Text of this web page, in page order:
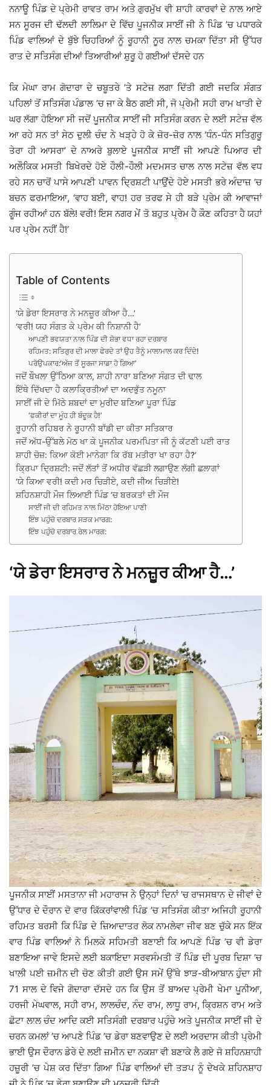
ਨਨਾਊ ਪਿੰਡ ਦੇ ਪ੍ਰੇਮੀ ਰਾਵਤ ਰਾਮ ਅਤੇ ਗੁਰਮੁੱਖ ਵੀ ਸ਼ਾਹੀ ਕਾਰਵਾਂ ਦੇ ਨਾਲ ਆਏ
ਸਨ ਸੂਰਜ ਦੀ ਢੱਲਦੀ ਲਾਲਿਮਾ ਦੇ ਵਿੱਚ ਪੂਜਨੀਕ ਸਾਈਂ ਜੀ ਨੇ ਪਿੰਡ ’ਚ ਪਧਾਰਕੇ
ਪਿੰਡ ਵਾਲਿਆਂ ਦੇ ਬੁੱਝੇ ਚਿਹਰਿਆਂ ਨੂੰ ਰੂਹਾਨੀ ਨੂਰ ਨਾਲ ਚਮਕਾ ਦਿੱਤਾ ਸੀ ਉੱਧਰ
ਰਾਤ ਦੇ ਸਤਿਸੰਗ ਦੀਆਂ ਤਿਆਰੀਆਂ ਸ਼ੁਰੂ ਹੋ ਗਈਆਂ ਦੱਸਦੇ ਹਨ
ਕਿ ਮੇਘਾ ਰਾਮ ਗੋਦਾਰਾ ਦੇ ਚਬੂਤਰੇ ’ਤੇ ਸਟੇਜ਼ ਲਗਾ ਦਿੱਤੀ ਗਈ ਜਦਕਿ ਸੰਗਤ
ਪਹਿਲਾਂ ਤੋਂ ਸਤਿਸੰਗ ਪੰਡਾਲ ’ਚ ਜਾ ਕੇ ਬੈਠ ਗਈ ਸੀ, ਜੋ ਪ੍ਰੇਮੀ ਸਹੀ ਰਾਮ ਖਾਤੀ ਦੇ
ਘਰ ਲੱਗਾ ਹੋਇਆ ਸੀ ਜਦੋਂ ਪੂਜਨੀਕ ਸਾਈਂ ਜੀ ਸਤਿਸੰਗ ਕਰਨ ਦੇ ਲਈ ਸਟੇਜ਼ ਵੱਲ
ਆ ਰਹੇ ਸਨ ਤਾਂ ਸੇਠ ਦੁਲੀ ਚੰਦ ਨੇ ਖੜ੍ਹੇ ਹੋ ਕੇ ਜ਼ੋਰ-ਜ਼ੋਰ ਨਾਲ ‘ਧੰਨ-ਧੰਨ ਸਤਿਗੁਰੂ
ਤੇਰਾ ਹੀ ਆਸਰਾ’ ਦੇ ਨਾਅਰੇ ਬੁਲਾਏ ਪੂਜਨੀਕ ਸਾਈਂ ਜੀ ਆਪਣੇ ਪਿਆਰ ਦੀ
ਅਲੌਕਿਕ ਮਸਤੀ ਬਿਖੇਰਦੇ ਹੋਏ ਹੌਲੀ-ਹੌਲੀ ਮਦਮਸਤ ਚਾਲ ਨਾਲ ਸਟੇਜ਼ ਵੱਲ ਵਧ
ਰਹੇ ਸਨ ਚਾਰੋਂ ਪਾਸੇ ਆਪਣੀ ਪਾਵਨ ਦ੍ਰਿਸ਼ਟੀ ਪਾਉਂਦੇ ਹੋਏ ਮਸਤੀ ਭਰੇ ਅੰਦਾਜ਼ ’ਚ
ਬਚਨ ਫਰਮਾਇਆ, ‘ਵਾਹ ਬਈ, ਵਾਹ! ਹਰ ਤਰਫ ਸੇ ਹੀ ਬੜੇ ਪ੍ਰੇਮ ਕੀ ਆਵਾਜਾਂ
ਗੂੰਜ ਰਹੀਆਂ ਹਨ ਬੱਲੇ! ਵਰੀ! ਇਸ ਨਗਰ ਮੇਂ ਤੋ ਬਹੁਤ ਪ੍ਰੇਮ ਹੈ ਕੌਣ ਕਹਿਤਾ ਹੈ ਯਹਾਂ
ਪਰ ਪ੍ਰੇਮ ਨਹੀਂ ਹੈ!’
Table of Contents
‘ਯੇ ਡੇਰਾ ਇਸਰਾਰ ਨੇ ਮਨਜ਼ੂਰ ਕੀਆ ਹੈ…’
‘ਵਰੀ! ਯਹ ਸੰਗਤ ਕੇ ਪ੍ਰੇਮ ਕੀ ਨਿਸ਼ਾਨੀ ਹੈ’
ਆਪਣੀ ਭਵਯਤਾ ਨਾਲ ਪਿੰਡ ਦੀ ਸ਼ੋਭਾ ਵਧਾ ਰਹਾ ਦਰਬਾਰ
ਰਹਿਮਤ: ਸਤਿਗੁਰ ਦੀ ਮਾਲਾ ਫੇਰਦੇ ਤਾਂ ਉਹ ਤੈਨੂੰ ਮਾਲਾਮਾਲ ਕਰ ਦਿੰਦੇ!
ਪਰੋਉਪਕਾਰ:‘ਅੱਜ ਤੋਂ ਸੂਰਜਾ ਸਾਡਾ ਹੋ ਗਿਆ’
ਜਦੋਂ ਬੌਖਲਾ ਉੱਠਿਆ ਕਾਲ, ਸ਼ਾਹੀ ਨਾਰਾ ਬਣਿਆ ਸੰਗਤ ਦੀ ਢਾਲ
ਇੱਥੇ ਦਿੱਖਦਾ ਹੈ ਕਲਾਕ੍ਰਿਤੀਆਂ ਦਾ ਅਦਭੁੱਤ ਨਮੂਨਾ
ਸਾਈਂ ਜੀ ਦੇ ਮਿੱਠੇ ਸ਼ਬਦਾਂ ਦਾ ਮੁਰੀਦ ਬਣਿਆ ਪੂਰਾ ਪਿੰਡ
‘ਫਕੀਰਾਂ ਦਾ ਮੂੰਹ ਹੀ ਬੰਦੂਕ ਹੈ!’
ਰੂਹਾਨੀ ਰਹਿਬਰ ਨੇ ਰੂਹਾਨੀ ਬਾੱਡੀ ਦਾ ਕੀਤਾ ਸਤਿਕਾਰ
ਜਦੋਂ ਅੱਧ-ਉੱਬਲੇ ਮੋਠ ਖਾ ਕੇ ਪੂਜਨੀਕ ਪਰਮਪਿਤਾ ਜੀ ਨੂੰ ਕੱਟਣੀ ਪਈ ਰਾਤ
ਸ਼ਾਹੀ ਚੋਜ਼: ਕਿਆ ਕੋਈ ਮਾਨੇਗਾ ਕਿ ਰੱਬ ਮਤੀਰਾ ਖਾ ਰਹਾ ਹੈ?’
ਕ੍ਰਿਪਾ ਦ੍ਰਿਸ਼ਟੀ: ਜਦੋਂ ਲੱਤਾਂ ਤੋਂ ਅਧੀਰ ਵੱਛੜੀ ਲਗਾਉਣ ਲੱਗੀ ਛਲਾਗਾਂ
‘ਯੇ ਕਿਆ ਵਰੀ! ਕਦੀ ਮਰ ਚਿੜੀਏ, ਕਦੀ ਜੀਅ ਚਿੜੀਏ!
ਸ਼ਹਿਨਸ਼ਾਹੀ ਮੌਜ ਲਿਆਈ ਪਿੰਡ ’ਚ ਬਰਕਤਾਂ ਦੀ ਮੌਜ
ਸਾਈਂ ਜੀ ਦੀ ਰਹਿਮਤ ਨਾਲ ਮਿੱਠਾ ਹੋਇਆ ਪਾਣੀ
ਇੰਝ ਪਹੁੰਚੋ ਦਰਬਾਰ ਸੜਕ ਮਾਰਗ:
ਇੰਝ ਪਹੁੰਚੋ ਦਰਬਾਰ ਰੇਲ ਮਾਰਗ:
‘ਯੇ ਡੇਰਾ ਇਸਰਾਰ ਨੇ ਮਨਜ਼ੂਰ ਕੀਆ ਹੈ…’
ਪੂਜਨੀਕ ਸਾਈਂ ਮਸਤਾਨਾ ਜੀ ਮਹਾਰਾਜ ਨੇ ਉਨ੍ਹਾਂ ਦਿਨਾਂ ’ਚ ਰਾਜਸਥਾਨ ਦੇ ਜੀਵਾਂ ਦੇ
ਉੱਧਾਰ ਦੇ ਦੌਰਾਨ ਦੋ ਵਾਰ ਕਿੱਕਰਾਂਵਾਲੀ ਪਿੰਡ ’ਚ ਸਤਿਸੰਗ ਕੀਤਾ ਅਜਿਹੀ ਰੂਹਾਨੀ
ਰਹਿਮਤ ਬਰਸੀ ਕਿ ਪਿੰਡ ਦੇ ਜ਼ਿਆਦਾਤਰ ਲੋਕ ਨਾਮਲੇਵਾ ਜੀਵ ਬਣ ਚੁੱਕੇ ਸਨ ਇੱਕ
ਵਾਰ ਪਿੰਡ ਵਾਲਿਆਂ ਨੇ ਮਿਲਕੇ ਸਹਿਮਤੀ ਬਣਾਈ ਕਿ ਆਪਣੇ ਪਿੰਡ ’ਚ ਵੀ ਡੇਰਾ
ਬਣਾਇਆ ਜਾਵੇ ਇਸਦੇ ਲਈ ਬਕਾਇਦਾ ਸਰਵਸੰਮਤੀ ਤੋਂ ਪਿੰਡ ਦੀ ਪੂਰਬ ਦਿਸ਼ਾ ’ਚ
ਖਾਲੀ ਪਈ ਜ਼ਮੀਨ ਦੀ ਚੋਣ ਕੀਤੀ ਗਈ ਉਸ ਸਮੇਂ ਉੱਥੇ ਝਾੜ-ਬੀਆਬਾਨ ਹੁੰਦਾ ਸੀ
71 ਸਾਲ ਦੇ ਵਿਜੇ ਗੋਦਾਰਾ ਦੱਸਦੇ ਹਨ ਕਿ ਉਸ ਤੋਂ ਬਾਅਦ ਪ੍ਰੇਮੀ ਖੇਮਾ ਪੂਨੀਆ,
ਹਰਜੀ ਮੇਘਵਾਲ, ਸਹੀ ਰਾਮ, ਲਾਲਚੰਦ, ਨੰਦ ਰਾਮ, ਲਾਧੂ ਰਾਮ, ਕ੍ਰਿਸ਼ਨ ਰਾਮ ਅਤੇ
ਛੋਟਾ ਲਾਲ ਚੰਦ ਆਦਿ ਕਈ ਸਤਿਸੰਗੀ ਦਰਬਾਰ ਪਹੁੰਚੇ ਅਤੇ ਪੂਜਨੀਕ ਸਾਈਂ ਜੀ ਦੇ
ਚਰਨ ਕਮਲਾਂ ’ਚ ਆਪਣੇ ਪਿੰਡ ’ਚ ਡੇਰਾ ਬਣਵਾਉਣ ਦੇ ਲਈ ਅਰਦਾਸ ਕੀਤੀ ਪ੍ਰੇਮੀ
ਭਾਈ ਉਸ ਦੌਰਾਨ ਡੇਰੇ ਦੇ ਲਈ ਜ਼ਮੀਨ ਦਾ ਨਕਸ਼ਾ ਵੀ ਬਣਾਕੇ ਲੈ ਗਏ ਜੋ ਸ਼ਹਿਨਸ਼ਾਹੀ
ਹਜ਼ੂਰੀ ’ਚ ਪੇਸ਼ ਕਰ ਦਿੱਤਾ ਗਿਆ ਪਿੰਡ ਵਾਲਿਆਂ ਦੀ ਤੜਪ ਨੂੰ ਦੇਖਕੇ ਸ਼ਹਿਨਸ਼ਾਹ